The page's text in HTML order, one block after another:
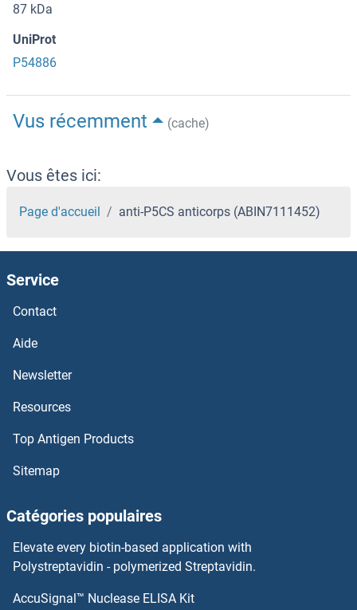
87 kDa
UniProt
P54886
Vus récemment (cache)
Vous êtes ici:
Page d'accueil anti-P5CS anticorps (ABIN7111452)
Service
Contact
Aide
Newsletter
Resources
Top Antigen Products
Sitemap
Catégories populaires
Elevate every biotin-based application with
Polystreptavidin - polymerized Streptavidin.
AccuSignal™ Nuclease ELISA Kit